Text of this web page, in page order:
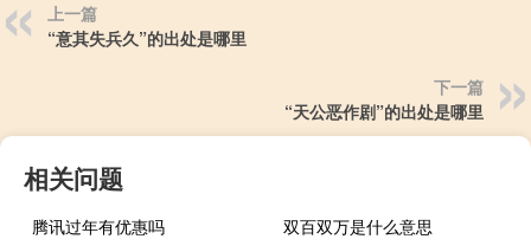
上一篇
“意其失兵久”的出处是哪里
下一篇
“天公恶作剧”的出处是哪里
相关问题
腾讯过年有优惠吗 双百双万是什么意思